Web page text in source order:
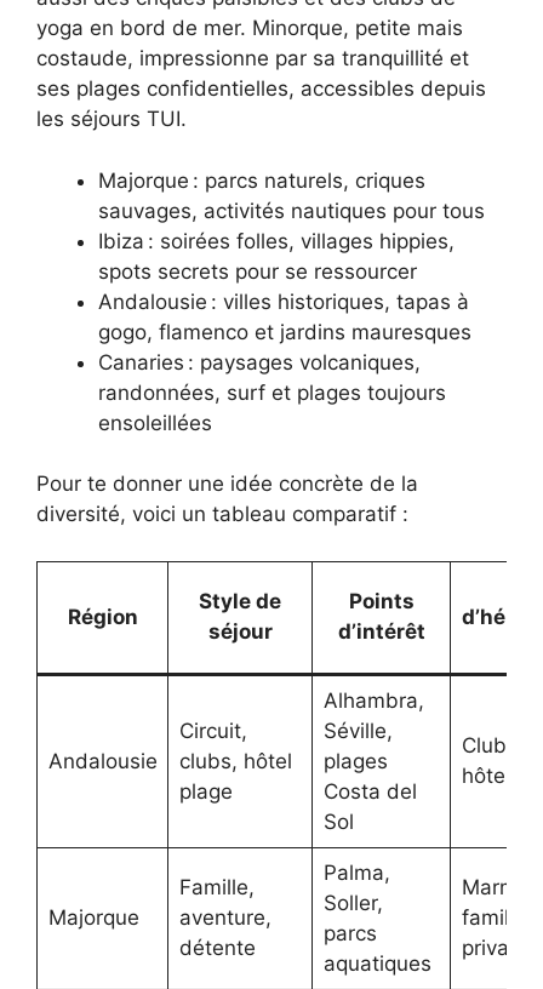
yoga en bord de mer. Minorque, petite mais
costaude, impressionne par sa tranquillité et
ses plages confidentielles, accessibles depuis
les séjours TUI.
Majorque : parcs naturels, criques
sauvages, activités nautiques pour tous
Ibiza : soirées folles, villages hippies,
spots secrets pour se ressourcer
Andalousie : villes historiques, tapas à
gogo, flamenco et jardins mauresques
Canaries : paysages volcaniques,
randonnées, surf et plages toujours
ensoleillées
Pour te donner une idée concrète de la
diversité, voici un tableau comparatif :
Région
Style de
séjour
Points
d’intérêt
Andalousie
Circuit,
clubs, hôtel
plage
Alhambra,
Séville,
plages
Costa del
Sol
Club
hôtels
Majorque
Famille,
aventure,
détente
Palma,
Soller,
parcs
aquatiques
famille,